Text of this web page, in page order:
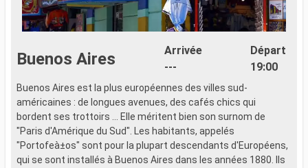
Buenos Aires
Arrivée
---
Départ
19:00
Buenos Aires est la plus européennes des villes sud-
américaines : de longues avenues, des cafés chics qui
bordent ses trottoirs ... Elle méritent bien son surnom de
"Paris d'Amérique du Sud". Les habitants, appelés
"Portofeà±os" sont pour la plupart descendants d'Européens,
qui se sont installés à Buenos Aires dans les années 1880. Ils